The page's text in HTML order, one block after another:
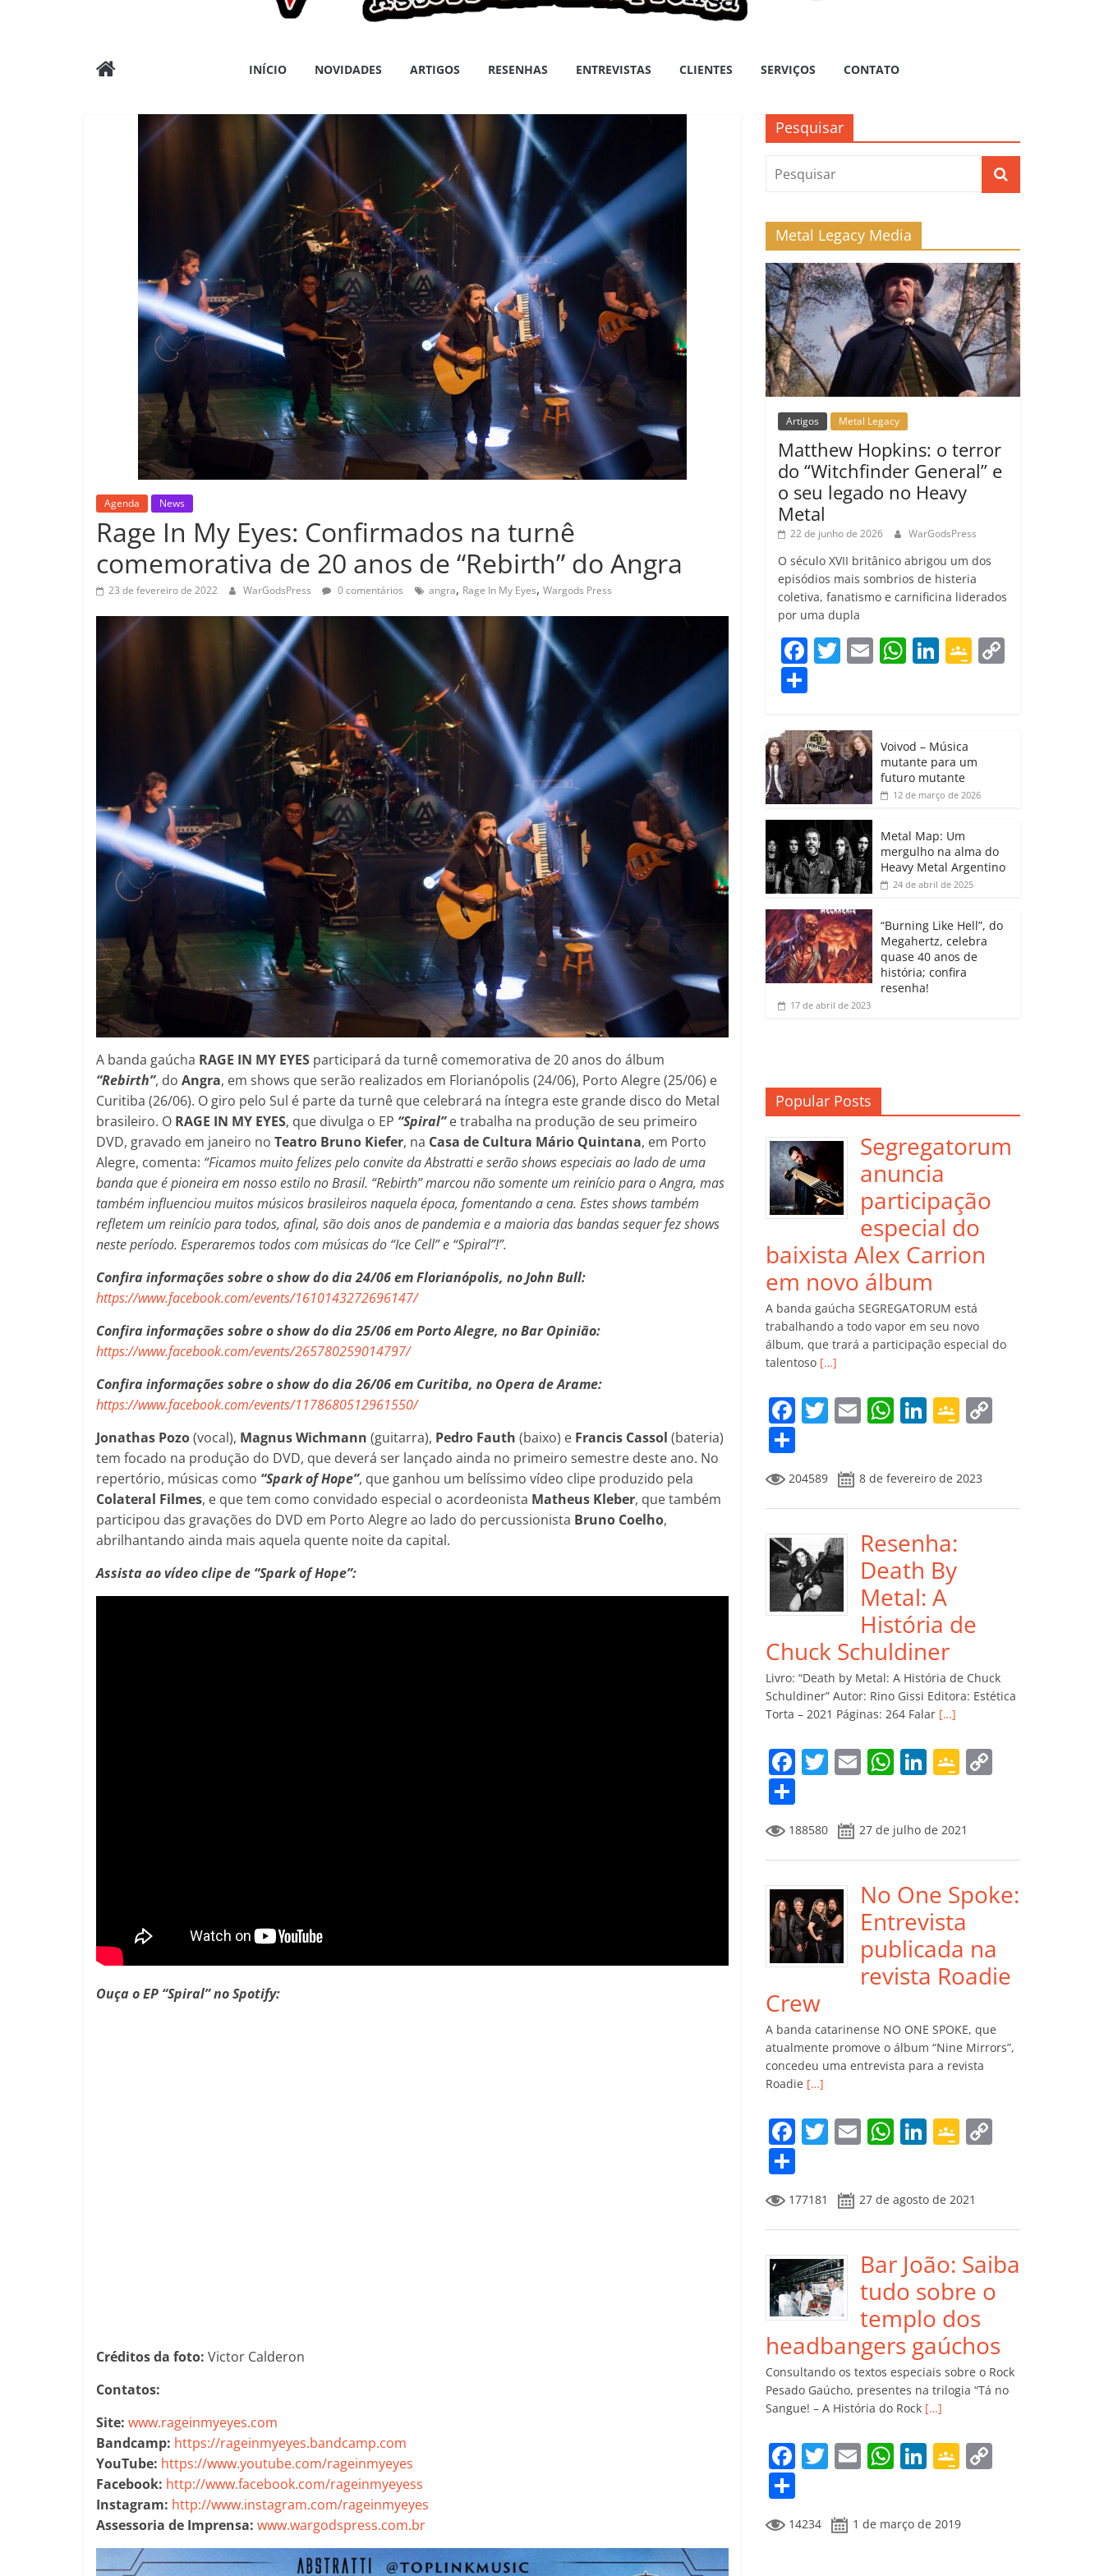
Wargods
Press
INÍCIO NOVIDADES ARTIGOS RESENHAS ENTREVISTAS CLIENTES SERVIÇOS CONTATO
Agenda News
Rage In My Eyes: Confirmados na turnê
comemorativa de 20 anos de “Rebirth” do Angra
23 de fevereiro de 2022 WarGodsPress 0 comentários angra, Rage In My Eyes, Wargods Press
A banda gaúcha RAGE IN MY EYES participará da turnê comemorativa de 20 anos do álbum
“Rebirth”, do Angra, em shows que serão realizados em Florianópolis (24/06), Porto Alegre (25/06) e
Curitiba (26/06). O giro pelo Sul é parte da turnê que celebrará na íntegra este grande disco do Metal
brasileiro. O RAGE IN MY EYES, que divulga o EP “Spiral”e trabalha na produção de seu primeiro
DVD, gravado em janeiro no Teatro Bruno Kiefer, na Casa de Cultura Mário Quintana, em Porto
Alegre, comenta: “Ficamos muito felizes pelo convite da Abstratti e serão shows especiais ao lado de uma
banda que é pioneira em nosso estilo no Brasil. “Rebirth” marcou não somente um reinício para o Angra, mas
também influenciou muitos músicos brasileiros naquela época, fomentando a cena. Estes shows também
refletem um reinício para todos, afinal, são dois anos de pandemia e a maioria das bandas sequer fez shows
neste período. Esperaremos todos com músicas do “Ice Cell” e “Spiral”!”.
Confira informações sobre o show do dia 24/06 em Florianópolis, no John Bull:
https://www.facebook.com/events/1610143272696147/
Confira informações sobre o show do dia 25/06 em Porto Alegre, no Bar Opinião:
https://www.facebook.com/events/265780259014797/
Confira informações sobre o show do dia 26/06 em Curitiba, no Opera de Arame:
https://www.facebook.com/events/1178680512961550/
Jonathas Pozo(vocal), Magnus Wichmann (guitarra), Pedro Fauth (baixo) e Francis Cassol (bateria)
tem focado na produção do DVD, que deverá ser lançado ainda no primeiro semestre deste ano. No
repertório, músicas como “Spark of Hope”, que ganhou um belíssimo vídeo clipe produzido pela
Colateral Filmes, e que tem como convidado especial o acordeonista Matheus Kleber, que também
participou das gravações do DVD em Porto Alegre ao lado do percussionista Bruno Coelho,
abrilhantando ainda mais aquela quente noite da capital.
Assista ao vídeo clipe de “Spark of Hope”:
Ouça o EP “Spiral” no Spotify:
Créditos da foto: Victor Calderon
Contatos:
Site: www.rageinmyeyes.com
Bandcamp: https://rageinmyeyes.bandcamp.com
YouTube: https://www.youtube.com/rageinmyeyes
Facebook: http://www.facebook.com/rageinmyeyess
Instagram: http://www.instagram.com/rageinmyeyes
Assessoria de Imprensa: www.wargodspress.com.br
Pesquisar
Metal Legacy Media
Artigos Metal Legacy
Matthew Hopkins: o terror
do “Witchfinder General” e
o seu legado no Heavy
Metal
22 de junho de 2026 WarGodsPress
O século XVII britânico abrigou um dos
episódios mais sombrios de histeria
coletiva, fanatismo e carnificina liderados
por uma dupla
F
e
b
o
o
k
T
er
E W
A
p
p
Li
dI
n
G
e
a
ro
o
m
m
p
ar
til
h
ar
Voivod – Música
mutante para um
futuro mutante
12 de março de 2026
Metal Map: Um
mergulho na alma do
Heavy Metal Argentino
24 de abril de 2025
“Burning Like Hell”, do
Megahertz, celebra
quase 40 anos de
história; confira
resenha!
17 de abril de 2023
Popular Posts
Segregatorum
anuncia
participação
especial do
baixista Alex Carrion
em novo álbum
A banda gaúcha SEGREGATORUM está
trabalhando a todo vapor em seu novo
álbum, que trará a participação especial do
talentoso […]
F
e
b
o
o
k
T
itt
er
E
l
W
s
A
p
p
Li
e
dI
n
G
gl
e
ro
m
Li
o
m
p
ar
til
h
ar
204589 8 de fevereiro de 2023
Resenha:
Death By
Metal: A
História de
Chuck Schuldiner
Livro: “Death by Metal: A História de Chuck
Schuldiner” Autor: Rino Gissi Editora: Estética
Torta – 2021 Páginas: 264 Falar […]
F
e
b
o
o
k
T
itt
er
E
l
W
s
A
p
p
Li
e
dI
n
G
gl
e
Cl
a
ss
ro
m
Li
n
o
m
p
ar
til
h
ar
188580 27 de julho de 2021
No One Spoke:
Entrevista
publicada na
revista Roadie
Crew
A banda catarinense NO ONE SPOKE, que
atualmente promove o álbum “Nine Mirrors”,
concedeu uma entrevista para a revista
Roadie […]
F
e
b
o
o
k
T
itt
er
E
l
W
s
A
p
p
Li
e
dI
n
G
gl
e
Cl
a
ss
ro
o
m
Li
n
k
o
m
p
ar
til
h
ar
177181 27 de agosto de 2021
Bar João: Saiba
tudo sobre o
templo dos
headbangers gaúchos
Consultando os textos especiais sobre o Rock
Pesado Gaúcho, presentes na trilogia “Tá no
Sangue! – A História do Rock […]
F
e
T
itt
er
E
l
W
s
Li
e
G
gl
o
m
14234 1 de março de 2019